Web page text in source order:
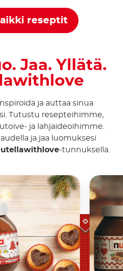
reseptit
Jaa. Yllätä.
ja auttaa sinua
Tutustu resepteihimme,
ja lahjaideoihimme.
ja jaa luomuksesi
-tunnuksella.